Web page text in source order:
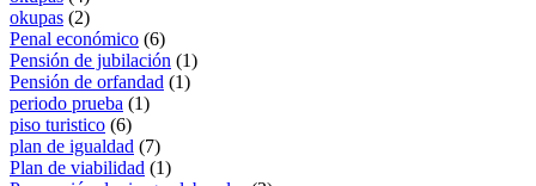
okupas (2)
Penal económico (6)
Pensión de jubilación (1)
Pensión de orfandad (1)
periodo prueba (1)
piso turistico (6)
plan de igualdad (7)
Plan de viabilidad (1)